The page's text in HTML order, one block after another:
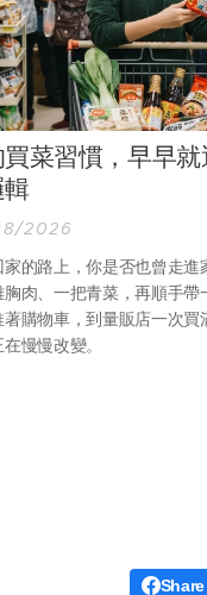
菜習慣，早早
輯
2026
家的路上，你是否也曾走進
胸肉、一把青菜，再順手帶
購物車，到量販店一次買
慢慢改變。
Share